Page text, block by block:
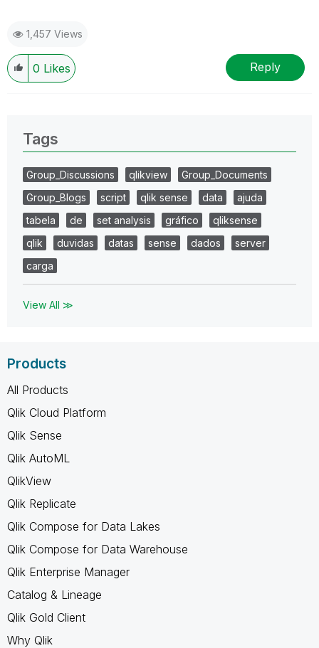
1,457 Views
0 Likes Reply
Tags
Group_Discussions qlikview
Group_Documents
Group_Blogs
script qlik sense data
ajuda
tabela
de set analysis gráfico
qliksense
qlik
duvidas datas sense dados
server
carga
View All ≫
Products
All Products
Qlik Cloud Platform
Qlik Sense
Qlik AutoML
QlikView
Qlik Replicate
Qlik Compose for Data Lakes
Qlik Compose for Data Warehouse
Qlik Enterprise Manager
Catalog & Lineage
Qlik Gold Client
Why Qlik